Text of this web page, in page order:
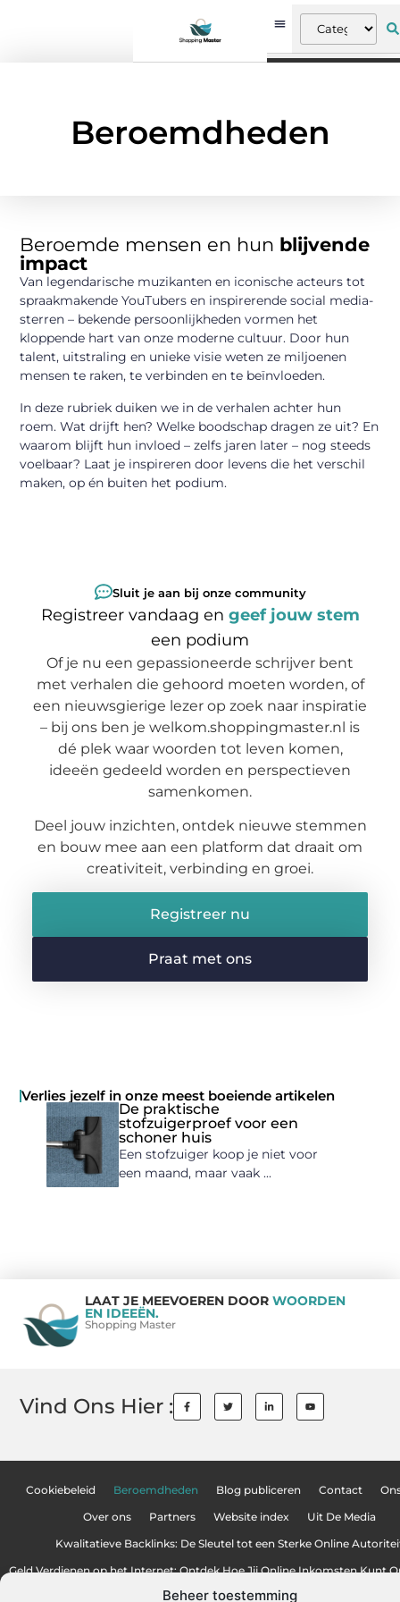
Beheer toestemming
Beroemdheden
Beroemde mensen en hun blijvende
impact
Van legendarische muzikanten en iconische acteurs tot
spraakmakende YouTubers en inspirerende social media-
sterren – bekende persoonlijkheden vormen het
kloppende hart van onze moderne cultuur. Door hun
talent, uitstraling en unieke visie weten ze miljoenen
mensen te raken, te verbinden en te beïnvloeden.
In deze rubriek duiken we in de verhalen achter hun
roem. Wat drijft hen? Welke boodschap dragen ze uit? En
waarom blijft hun invloed – zelfs jaren later – nog steeds
voelbaar? Laat je inspireren door levens die het verschil
maken, op én buiten het podium.
Sluit je aan bij onze community
Registreer vandaag en geef jouw stem
een podium
Of je nu een gepassioneerde schrijver bent
met verhalen die gehoord moeten worden, of
een nieuwsgierige lezer op zoek naar inspiratie
– bij ons ben je welkom.shoppingmaster.nl is
dé plek waar woorden tot leven komen,
ideeën gedeeld worden en perspectieven
samenkomen.
Deel jouw inzichten, ontdek nieuwe stemmen
en bouw mee aan een platform dat draait om
creativiteit, verbinding en groei.
Registreer nu
Praat met ons
Verlies jezelf in onze meest boeiende artikelen
De praktische
stofzuigerproef voor een
schoner huis
Een stofzuiger koop je niet voor
een maand, maar vaak ...
LAAT JE MEEVOEREN DOOR WOORDEN
EN IDEEËN.
Shopping Master
Vind Ons Hier :
Cookiebeleid Beroemdheden Blog publiceren Contact
Over ons Partners Website index Uit De Media
Kwalitatieve Backlinks: De Sleutel tot een Sterke Online
Geld Verdienen op het Internet: Ontdek Hoe Jij Online Inkomsten Kunt